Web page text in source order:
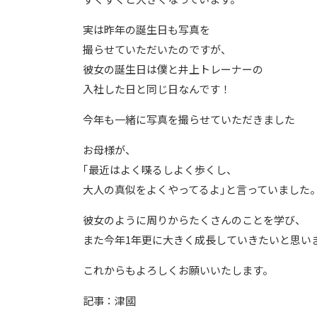
実は昨年の誕生日も写真を
撮らせていただいたのですが、
彼女の誕生日は僕と井上トレーナーの
入社した日と同じ日なんです！
今年も一緒に写真を撮らせていただきました
お母様が、
｢最近はよく喋るしよく歩くし、
大人の真似をよくやってるよ｣と言っていました
彼女のように周りからたくさんのことを学び、
また今年1年更に大きく成長していきたいと思い
これからもよろしくお願いいたします。
記事：津國